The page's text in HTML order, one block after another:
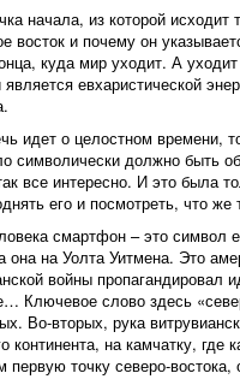
начала, из которой
восток и почему он
куда мир уходит. А
евхаристической
идет о целостном времени,
символически должно быть
все интересно. И это была
его и посмотреть, что
смартфон – это символ
она на Уолта Уитмена. Это
войны пропагандировал
Ключевое слово здесь
Во-вторых, рука
континента, на камчатку,
первую точку северо-